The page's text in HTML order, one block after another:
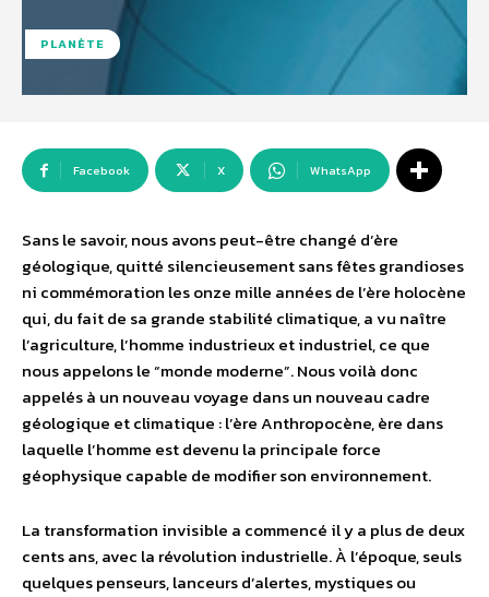
PLANÈTE
Facebook X WhatsApp
Sans le savoir, nous avons peut-être changé d’ère
géologique, quitté silencieusement sans fêtes grandioses
ni commémoration les onze mille années de l’ère holocène
qui, du fait de sa grande stabilité climatique, a vu naître
l’agriculture, l’homme industrieux et industriel, ce que
nous appelons le “monde moderne”. Nous voilà donc
appelés à un nouveau voyage dans un nouveau cadre
géologique et climatique : l’ère Anthropocène, ère dans
laquelle l’homme est devenu la principale force
géophysique capable de modifier son environnement.
La transformation invisible a commencé il y a plus de deux
cents ans, avec la révolution industrielle. À l’époque, seuls
quelques penseurs, lanceurs d’alertes, mystiques ou